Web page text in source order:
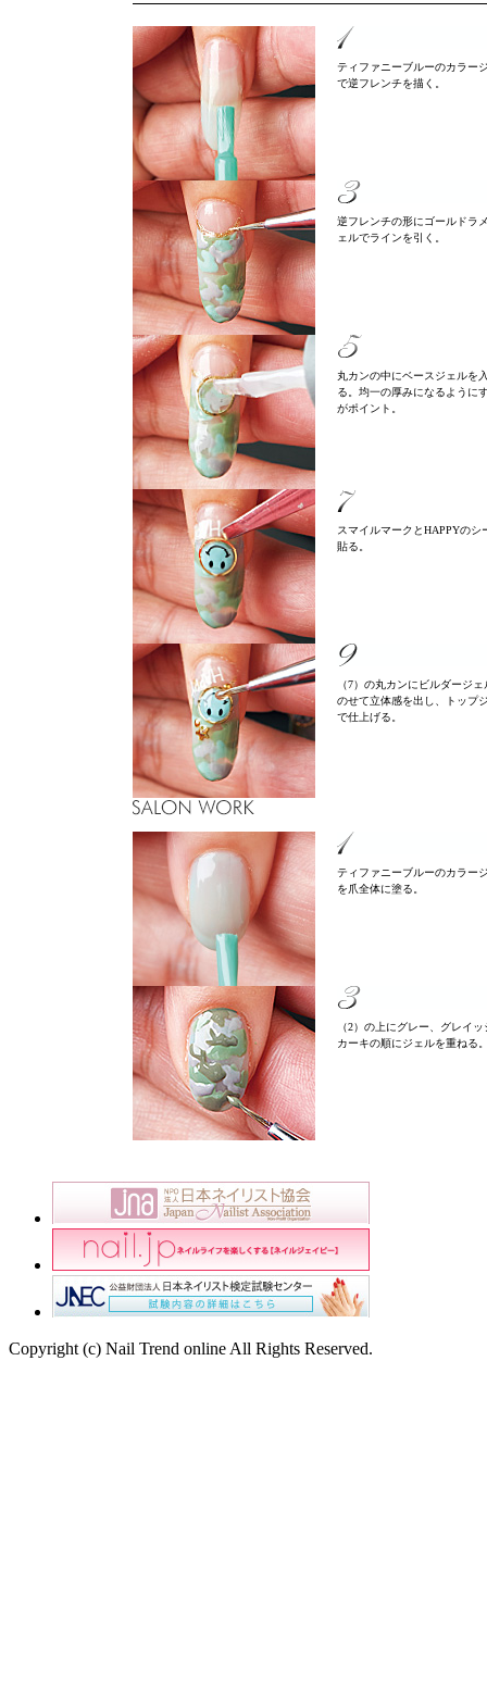
ティファニーブルーのカラー
で逆フレンチを描く。
逆フレンチの形にゴールドラ
ェルでラインを引く。
丸カンの中にベースジェルを
る。均一の厚みになるように
がポイント。
スマイルマークとHAPPYのシ
貼る。
（7）の丸カンにビルダージェ
のせて立体感を出し、トップ
で仕上げる。
ティファニーブルーのカラー
を爪全体に塗る。
（2）の上にグレー、グレイッ
カーキの順にジェルを重ねる
Copyright (c) Nail Trend online All Rights Reserved.